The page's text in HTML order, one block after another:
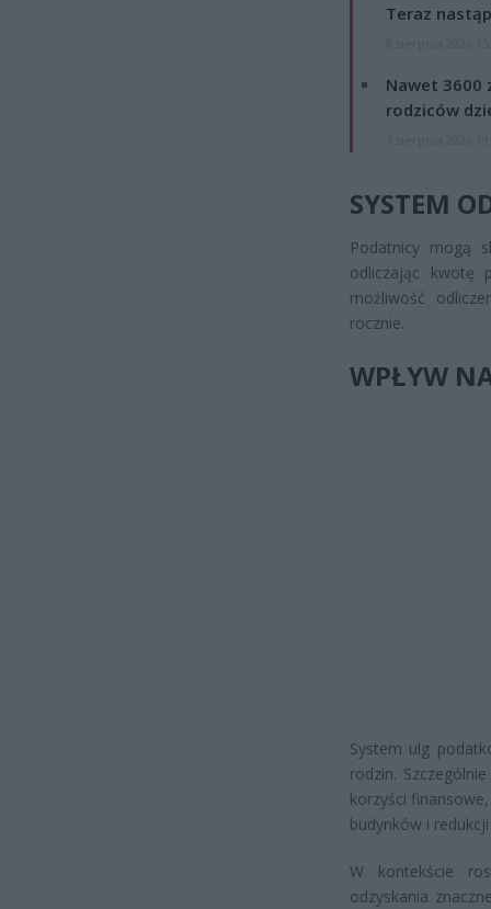
Teraz
Nawet 3600
rodziców
SYSTEM
Podatnicy mogą
odliczając kwotę
możliwość
rocznie.
WPŁYW
System ulg
rodzin.
korzyści
budynków i
W kontekście
odzyskania